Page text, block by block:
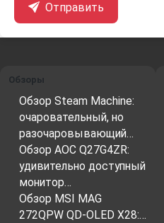
Отправить
Обзоры
Обзор Steam Machine:
очаровательный, но
разочаровывающий…
Обзор AOC Q27G4ZR:
удивительно доступный
монитор…
Обзор MSI MAG
272QPW QD-OLED X28:…